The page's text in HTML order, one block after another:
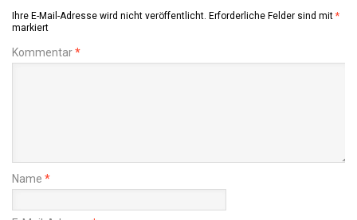
Ihre E-Mail-Adresse wird nicht veröffentlicht. Erforderliche Felder sind mit *
markiert
Kommentar*
Name *